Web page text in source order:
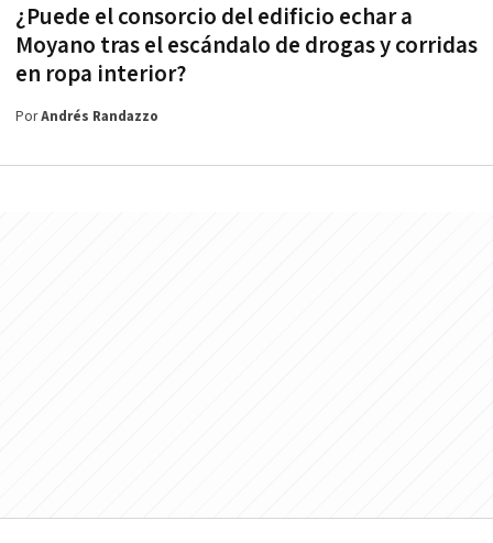
¿Puede el consorcio del edificio echar a
Moyano tras el escándalo de drogas y corridas
en ropa interior?
PorAndrés Randazzo